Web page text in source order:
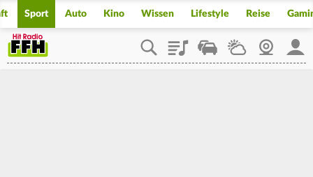
Sport Auto Kino Wissen Lifestyle Reise
PlaylistStaupilotWetterWebcam